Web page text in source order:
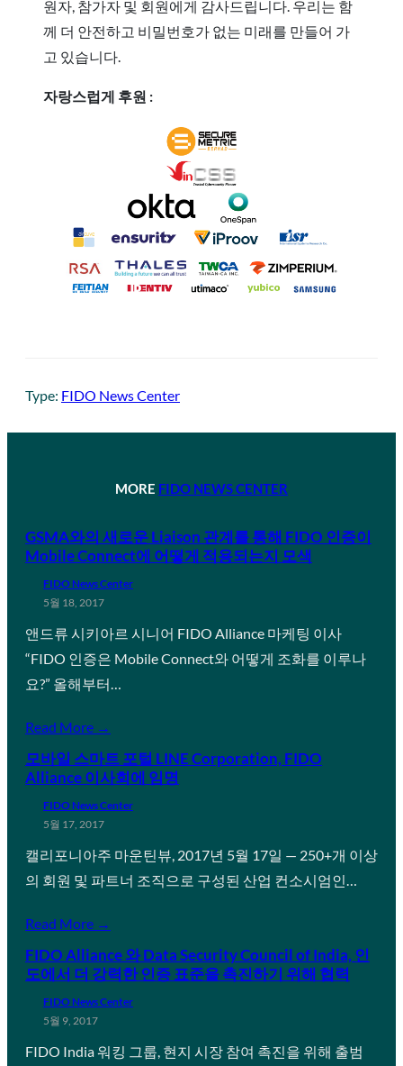
원자, 참가자 및 회원에게 감사드립니다. 우리는 함
께 더 안전하고 비밀번호가 없는 미래를 만들어 가
고 있습니다.
자랑스럽게 후원 :
Type: FIDO News Center
MORE FIDO NEWS CENTER
GSMA와의 새로운 Liaison 관계를 통해 FIDO 인증이
Mobile Connect에 어떻게 적용되는지 모색
FIDO News Center
5월 18, 2017
앤드류 시키아르 시니어 FIDO Alliance 마케팅 이사
“FIDO 인증은 Mobile Connect와 어떻게 조화를 이루나
요?” 올해부터…
Read More →
모바일 스마트 포털 LINE Corporation, FIDO
Alliance 이사회에 임명
FIDO News Center
5월 17, 2017
캘리포니아주 마운틴뷰, 2017년 5월 17일 — 250+개 이상
의 회원 및 파트너 조직으로 구성된 산업 컨소시엄인…
Read More →
FIDO Alliance 와 Data Security Council of India, 인
도에서 더 강력한 인증 표준을 촉진하기 위해 협력
FIDO News Center
5월 9, 2017
FIDO India 워킹 그룹, 현지 시장 참여 촉진을 위해 출범